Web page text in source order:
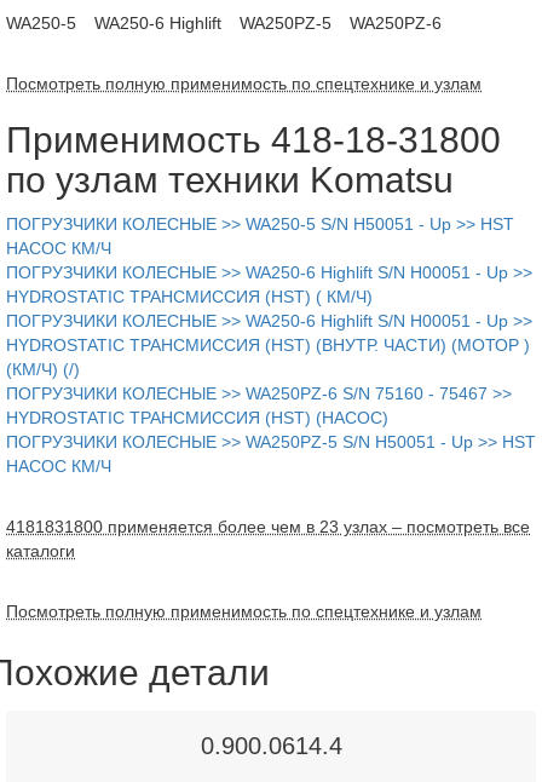
WA250-5 WA250-6 Highlift WA250PZ-5 WA250PZ-6
Посмотреть полную применимость по спецтехнике и узлам
Применимость 418-18-31800
по узлам техники Komatsu
ПОГРУЗЧИКИ КОЛЕСНЫЕ >> WA250-5 S/N H50051 - Up >> HST
НАСОС КМ/Ч
ПОГРУЗЧИКИ КОЛЕСНЫЕ >> WA250-6 Highlift S/N H00051 - Up >>
HYDROSTATIC ТРАНСМИССИЯ (HST) ( КМ/Ч)
ПОГРУЗЧИКИ КОЛЕСНЫЕ >> WA250-6 Highlift S/N H00051 - Up >>
HYDROSTATIC ТРАНСМИССИЯ (HST) (ВНУТР. ЧАСТИ) (МОТОР )
(КМ/Ч) (/)
ПОГРУЗЧИКИ КОЛЕСНЫЕ >> WA250PZ-6 S/N 75160 - 75467 >>
HYDROSTATIC ТРАНСМИССИЯ (HST) (НАСОС)
ПОГРУЗЧИКИ КОЛЕСНЫЕ >> WA250PZ-5 S/N H50051 - Up >> HST
НАСОС КМ/Ч
4181831800 применяется более чем в 23 узлах – посмотреть все
каталоги
Посмотреть полную применимость по спецтехнике и узлам
детали
0.900.0614.4